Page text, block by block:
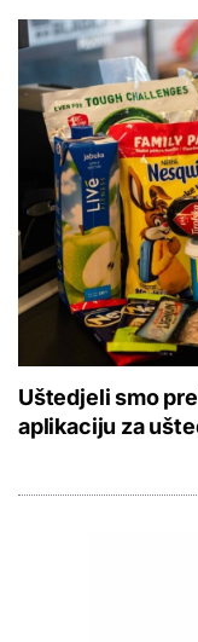
Uštedjeli smo
aplikaciju za